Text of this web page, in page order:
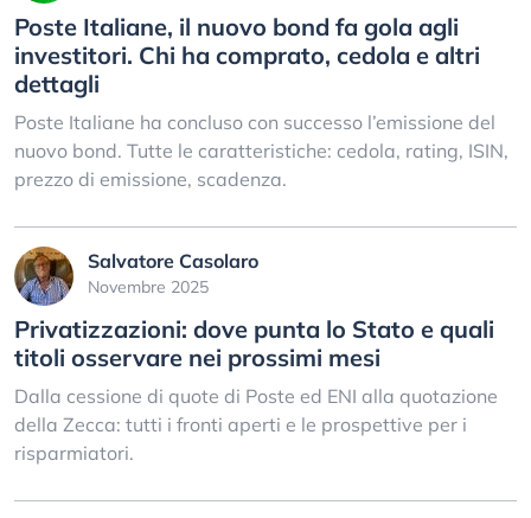
Poste Italiane, il nuovo bond fa gola agli
investitori. Chi ha comprato, cedola e altri
dettagli
Poste Italiane ha concluso con successo l’emissione del
nuovo bond. Tutte le caratteristiche: cedola, rating, ISIN,
prezzo di emissione, scadenza.
Salvatore Casolaro
Novembre 2025
Privatizzazioni: dove punta lo Stato e quali
titoli osservare nei prossimi mesi
Dalla cessione di quote di Poste ed ENI alla quotazione
della Zecca: tutti i fronti aperti e le prospettive per i
risparmiatori.